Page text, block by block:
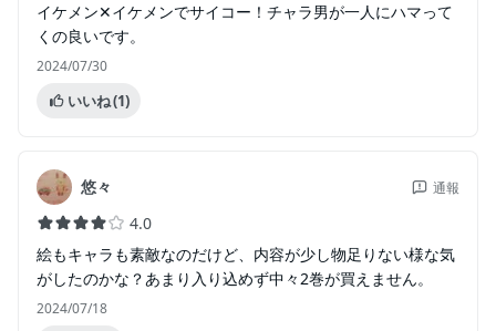
イケメン✕イケメンでサイコー！チャラ男が一人にハマって
くの良いです。
2024/07/30
いいね(1)
悠々 通報
4.0
絵もキャラも素敵なのだけど、内容が少し物足りない様な気
がしたのかな？あまり入り込めず中々2巻が買えません。
2024/07/18